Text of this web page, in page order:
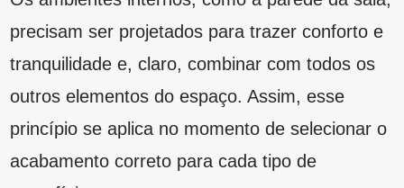
qual é a melhor opção para a sua casa.
Tinta acrílica:
a tinta acrílica para parede